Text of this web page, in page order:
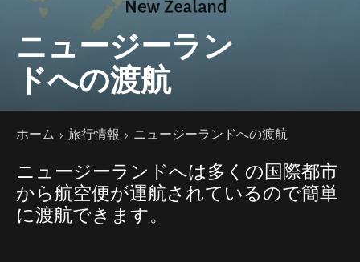
ニュージーラン
ドへの渡航
現在のページ
ホーム 旅行情報 ニュージーランドへの渡航
ニュージーランドへは多くの国際都市
から航空便が運航されているので簡単
に渡航できます。